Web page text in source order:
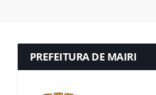
PREFEITURA DE MAIRI